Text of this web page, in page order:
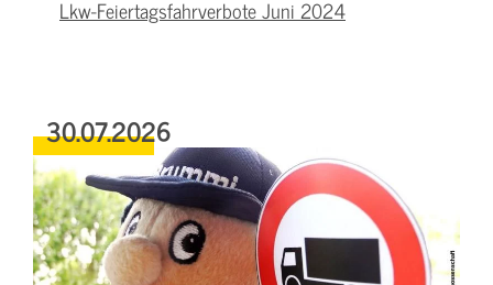
Lkw-Feiertagsfahrverbote Juni 2024
30.07.2026